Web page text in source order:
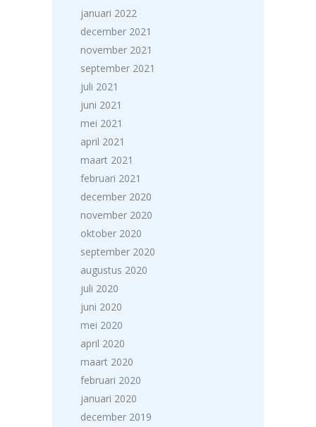
januari 2022
december 2021
november 2021
september 2021
juli 2021
juni 2021
mei 2021
april 2021
maart 2021
februari 2021
december 2020
november 2020
oktober 2020
september 2020
augustus 2020
juli 2020
juni 2020
mei 2020
april 2020
maart 2020
februari 2020
januari 2020
december 2019